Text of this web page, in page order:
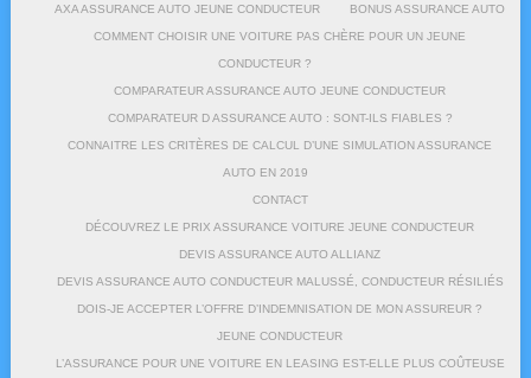
AXA ASSURANCE AUTO JEUNE CONDUCTEUR BONUS ASSURANCE AUTO
COMMENT CHOISIR UNE VOITURE PAS CHÈRE POUR UN JEUNE
CONDUCTEUR ?
COMPARATEUR ASSURANCE AUTO JEUNE CONDUCTEUR
COMPARATEUR D ASSURANCE AUTO : SONT-ILS FIABLES ?
CONNAITRE LES CRITÈRES DE CALCUL D’UNE SIMULATION ASSURANCE
AUTO EN 2019
CONTACT
DÉCOUVREZ LE PRIX ASSURANCE VOITURE JEUNE CONDUCTEUR
DEVIS ASSURANCE AUTO ALLIANZ
DEVIS ASSURANCE AUTO CONDUCTEUR MALUSSÉ, CONDUCTEUR RÉSILIÉS
DOIS-JE ACCEPTER L’OFFRE D’INDEMNISATION DE MON ASSUREUR ?
JEUNE CONDUCTEUR
L’ASSURANCE POUR UNE VOITURE EN LEASING EST-ELLE PLUS COÛTEUSE